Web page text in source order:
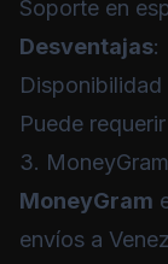
Soporte en
Desventajas:
Puede
3.
MoneyGram
envíos a